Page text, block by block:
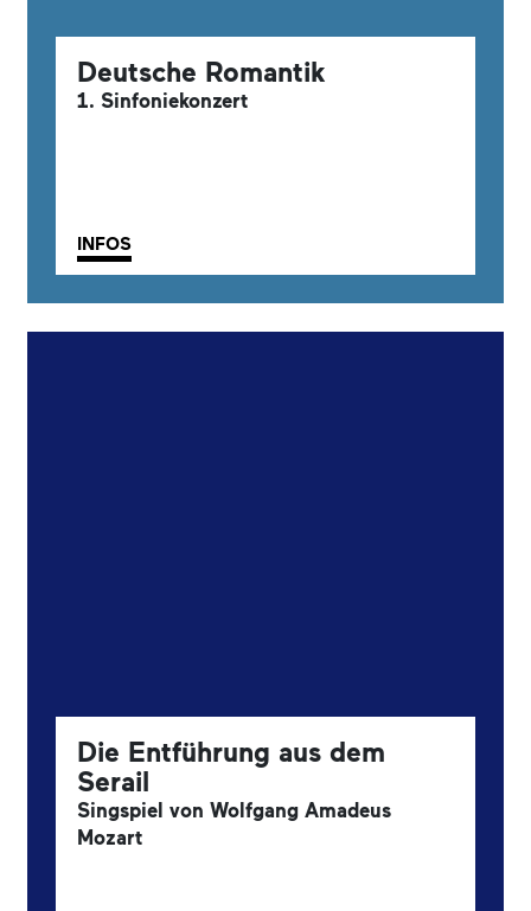
Deutsche Romantik
1. Sinfoniekonzert
INFOS
Die Entführung aus dem
Serail
Singspiel von Wolfgang Amadeus
Mozart